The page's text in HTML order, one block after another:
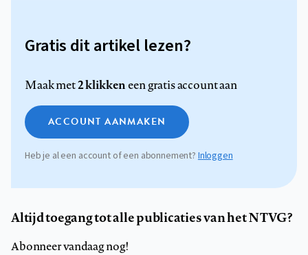
Gratis dit artikel lezen?
Maak met2 klikkeneen gratis account aan
ACCOUNT AANMAKEN
Heb je al een account of een abonnement? Inloggen
Altijd toegang tot alle publicaties van het NTVG?
Abonneer vandaag nog!